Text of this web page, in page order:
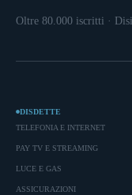
Oltre 80.000 iscritti ·
DISDETTE
TELEFONIA E INTERNET
PAY TV E STREAMING
LUCE E GAS
ASSICURAZIONI